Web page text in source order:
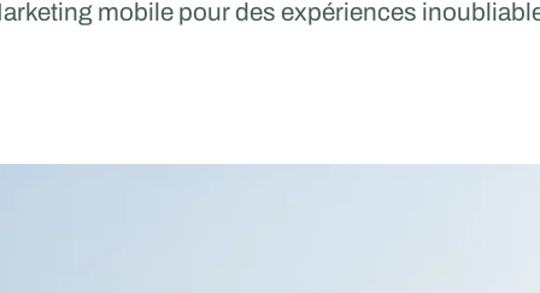
mobile pour des expériences